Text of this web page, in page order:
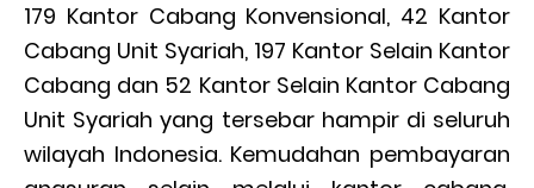
179 Kantor Cabang Konvensional, 42 Kantor
Cabang Unit Syariah, 197 Kantor Selain Kantor
Cabang dan 52 Kantor Selain Kantor Cabang
Unit Syariah yang tersebar hampir di seluruh
wilayah Indonesia. Kemudahan pembayaran